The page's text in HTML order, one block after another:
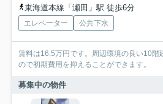
東海道本線「瀬田」駅 徒歩6分
エレベーター 公共下水
賃料は16.5万円です。周辺環境の良い10階
ので初期費用を抑えることができます。
募集中の物件